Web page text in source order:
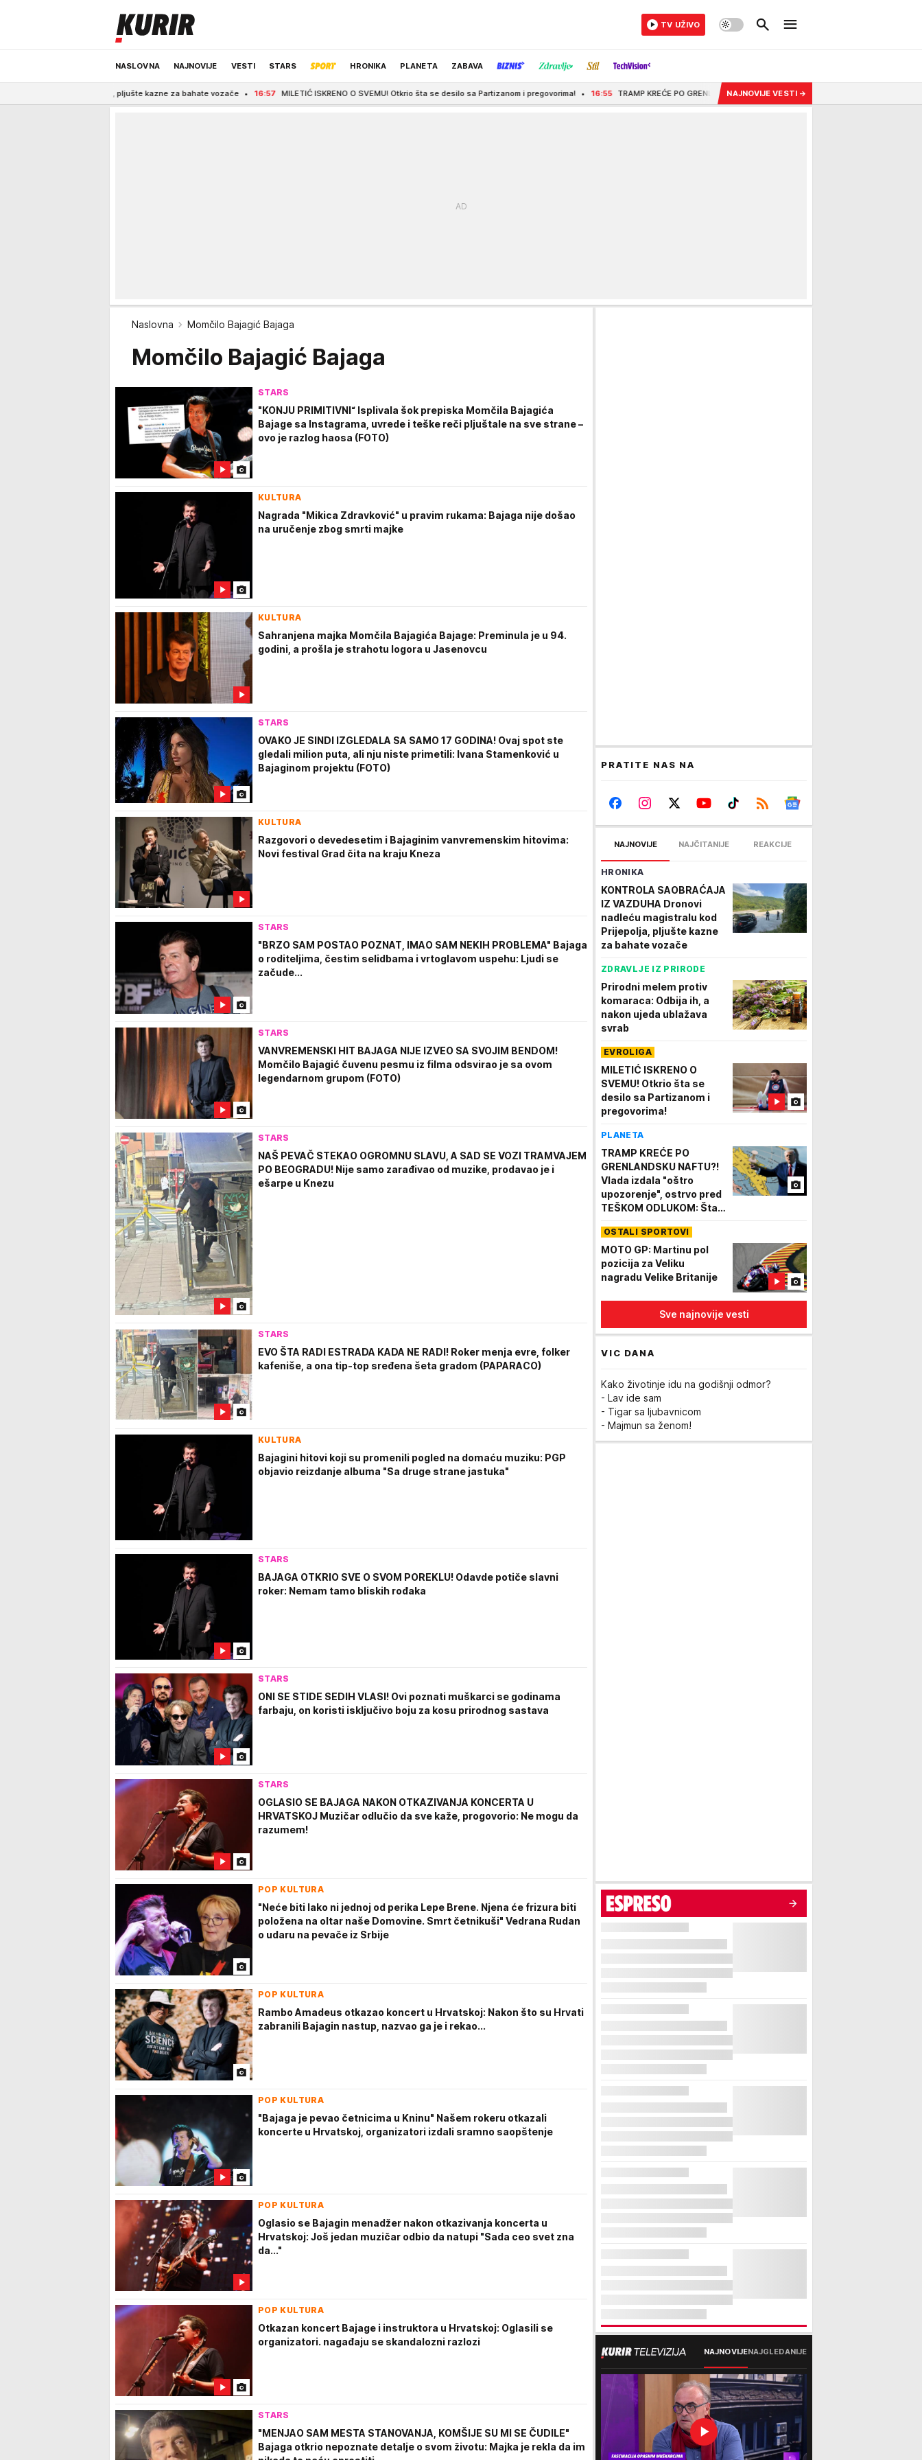
NASLOVNA NAJNOVIJE VESTI STARS HRONIKA PLANETA ZABAVA
ODRŽIVA BUDUĆNOST REGION NEWS IZBOR UREDNIKA
TV UŽIVO
Prijepolja, pljušte kazne za bahate vozače 16:57 MILETIĆ ISKRENO O SVEMU! Otkrio šta se desilo sa Partizanom i pregovorima! 16:55 TRAMP KREĆE PO GRENLANDSKU NAFTU?! Vlada izdala "oštro upozorenje", ostrvo pred
NAJNOVIJE VESTI →
Naslovna Momčilo Bajagić Bajaga
Momčilo Bajagić Bajaga
STARS
"KONJU PRIMITIVNI“ Isplivala šok prepiska Momčila Bajagića
Bajage sa Instagrama, uvrede i teške reči pljuštale na sve strane –
ovo je razlog haosa (FOTO)
KULTURA
Nagrada "Mikica Zdravković" u pravim rukama: Bajaga nije došao
na uručenje zbog smrti majke
KULTURA
Sahranjena majka Momčila Bajagića Bajage: Preminula je u 94.
godini, a prošla je strahotu logora u Jasenovcu
STARS
OVAKO JE SINDI IZGLEDALA SA SAMO 17 GODINA! Ovaj spot ste
gledali milion puta, ali nju niste primetili: Ivana Stamenković u
Bajaginom projektu (FOTO)
KULTURA
Razgovori o devedesetim i Bajaginim vanvremenskim hitovima:
Novi festival Grad čita na kraju Kneza
STARS
"BRZO SAM POSTAO POZNAT, IMAO SAM NEKIH PROBLEMA" Bajaga
o roditeljima, čestim selidbama i vrtoglavom uspehu: Ljudi se
začude...
STARS
VANVREMENSKI HIT BAJAGA NIJE IZVEO SA SVOJIM BENDOM!
Momčilo Bajagić čuvenu pesmu iz filma odsvirao je sa ovom
legendarnom grupom (FOTO)
STARS
NAŠ PEVAČ STEKAO OGROMNU SLAVU, A SAD SE VOZI TRAMVAJEM
PO BEOGRADU! Nije samo zarađivao od muzike, prodavao je i
ešarpe u Knezu
STARS
EVO ŠTA RADI ESTRADA KADA NE RADI! Roker menja evre, folker
kafeniše, a ona tip-top sređena šeta gradom (PAPARACO)
KULTURA
Bajagini hitovi koji su promenili pogled na domaću muziku: PGP
objavio reizdanje albuma "Sa druge strane jastuka"
STARS
BAJAGA OTKRIO SVE O SVOM POREKLU! Odavde potiče slavni
roker: Nemam tamo bliskih rođaka
STARS
ONI SE STIDE SEDIH VLASI! Ovi poznati muškarci se godinama
farbaju, on koristi isključivo boju za kosu prirodnog sastava
STARS
OGLASIO SE BAJAGA NAKON OTKAZIVANJA KONCERTA U
HRVATSKOJ Muzičar odlučio da sve kaže, progovorio: Ne mogu da
razumem!
POP KULTURA
"Neće biti lako ni jednoj od perika Lepe Brene. Njena će frizura biti
položena na oltar naše Domovine. Smrt četnikuši" Vedrana Rudan
o udaru na pevače iz Srbije
POP KULTURA
Rambo Amadeus otkazao koncert u Hrvatskoj: Nakon što su Hrvati
zabranili Bajagin nastup, nazvao ga je i rekao...
POP KULTURA
"Bajaga je pevao četnicima u Kninu" Našem rokeru otkazali
koncerte u Hrvatskoj, organizatori izdali sramno saopštenje
POP KULTURA
Oglasio se Bajagin menadžer nakon otkazivanja koncerta u
Hrvatskoj: Još jedan muzičar odbio da natupi "Sada ceo svet zna
da..."
POP KULTURA
Otkazan koncert Bajage i instruktora u Hrvatskoj: Oglasili se
organizatori. nagađaju se skandalozni razlozi
STARS
"MENJAO SAM MESTA STANOVANJA, KOMŠIJE SU MI SE ČUDILE"
Bajaga otkrio nepoznate detalje o svom životu: Majka je rekla da im
PRATITE NAS NA
NAJNOVIJE NAJČITANIJE REAKCIJE
HRONIKA
KONTROLA SAOBRAĆAJA
IZ VAZDUHA Dronovi
nadleću magistralu kod
Prijepolja, pljušte kazne
za bahate vozače
ZDRAVLJE IZ PRIRODE
Prirodni melem protiv
komaraca: Odbija ih, a
nakon ujeda ublažava
svrab
EVROLIGA
MILETIĆ ISKRENO O
SVEMU! Otkrio šta se
desilo sa Partizanom i
pregovorima!
PLANETA
TRAMP KREĆE PO
GRENLANDSKU NAFTU?!
Vlada izdala "oštro
upozorenje", ostrvo pred
TEŠKOM ODLUKOM: Šta
američkom lideru kažu
"NE"?
OSTALI SPORTOVI
MOTO GP: Martinu pol
pozicija za Veliku
nagradu Velike Britanije
Sve najnovije vesti
VIC DANA
Kako životinje idu na godišnji odmor?
- Lav ide sam
- Tigar sa ljubavnicom
- Majmun sa ženom!
NAJNOVIJENAJGLEDANIJE